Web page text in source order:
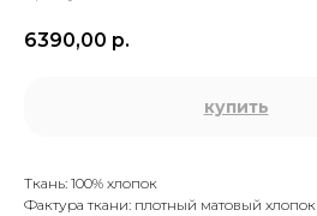
6390,00 р.
купить
Ткань: 100% хлопок
Фактура ткани: плотный матовый хлопок